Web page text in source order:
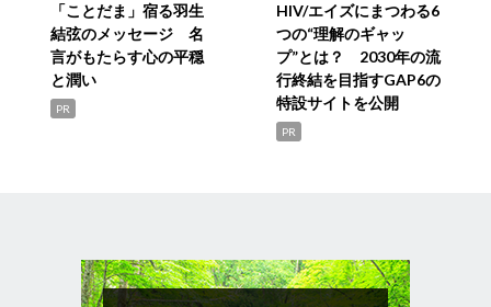
「ことだま」宿る羽生
結弦のメッセージ 名
言がもたらす心の平穏
と潤い
PR
HIV/エイズにまつわる6
つの“理解のギャッ
プ”とは？ 2030年の流
行終結を目指すGAP6の
特設サイトを公開
PR